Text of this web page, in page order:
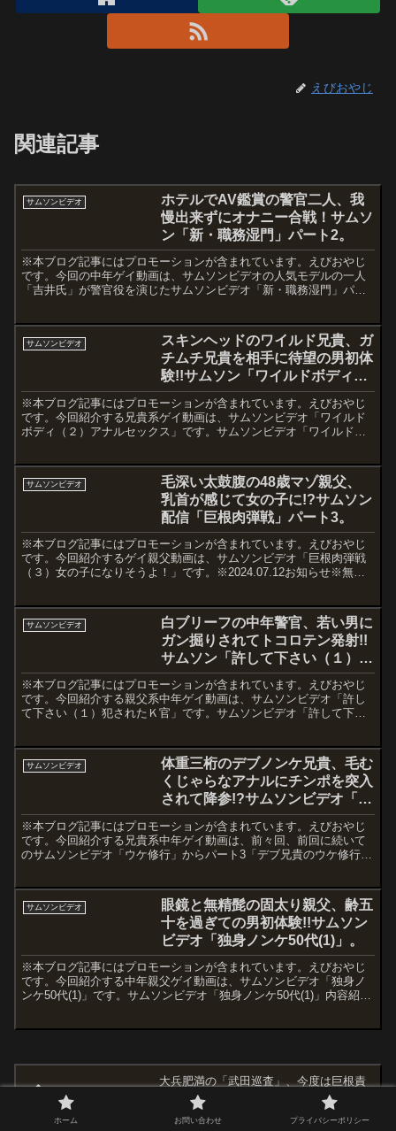
えびおやじ
関連記事
サムソンビデオ
ホテルでAV鑑賞の警官二人、我
慢出来ずにオナニー合戦！サムソ
ン「新・職務湿門」パート2。
※本ブログ記事にはプロモーションが含まれています。えびおやじ
です。今回の中年ゲイ動画は、サムソンビデオの人気モデルの一人
「吉井氏」が警官役を演じたサムソンビデオ「新・職務湿門」パー
サムソンビデオ
スキンヘッドのワイルド兄貴、ガ
チムチ兄貴を相手に待望の男初体
験!!サムソン「ワイルドボディ
（2）」。
※本ブログ記事にはプロモーションが含まれています。えびおやじ
です。今回紹介する兄貴系ゲイ動画は、サムソンビデオ「ワイルド
ボディ（２）アナルセックス」です。サムソンビデオ「ワイルドボ
サムソンビデオ
毛深い太鼓腹の48歳マゾ親父、
乳首が感じて女の子に!?サムソン
配信「巨根肉弾戦」パート3。
※本ブログ記事にはプロモーションが含まれています。えびおやじ
です。今回紹介するゲイ親父動画は、サムソンビデオ「巨根肉弾戦
（３）女の子になりそうよ！」です。※2024.07.12お知らせ※無効
サムソンビデオ
白ブリーフの中年警官、若い男に
ガン掘りされてトコロテン発射!!
サムソン「許して下さい（１）犯
されたＫ官」。
※本ブログ記事にはプロモーションが含まれています。えびおやじ
です。今回紹介する親父系中年ゲイ動画は、サムソンビデオ「許し
て下さい（１）犯されたＫ官」です。サムソンビデオ「許して下さ
サムソンビデオ
体重三桁のデブノンケ兄貴、毛む
くじゃらなアナルにチンポを突入
されて降参!?サムソンビデオ「ウ
ケ修行(3)」。
※本ブログ記事にはプロモーションが含まれています。えびおやじ
です。今回紹介する兄貴系中年ゲイ動画は、前々回、前回に続いて
のサムソンビデオ「ウケ修行」からパート3「デブ兄貴のウケ修行」
サムソンビデオ
眼鏡と無精髭の固太り親父、齢五
十を過ぎての男初体験!!サムソン
ビデオ「独身ノンケ50代(1)」。
※本ブログ記事にはプロモーションが含まれています。えびおやじ
です。今回紹介する中年親父ゲイ動画は、サムソンビデオ「独身ノ
ンケ50代(1)」です。サムソンビデオ「独身ノンケ50代(1)」内容紹介
大兵肥満の「武田巡査」、今度は巨根責
めで悶絶!!サムソン「ガチでぶ武田巡査
(2)」。
ホーム お問い合わせ プライバシーポリシー